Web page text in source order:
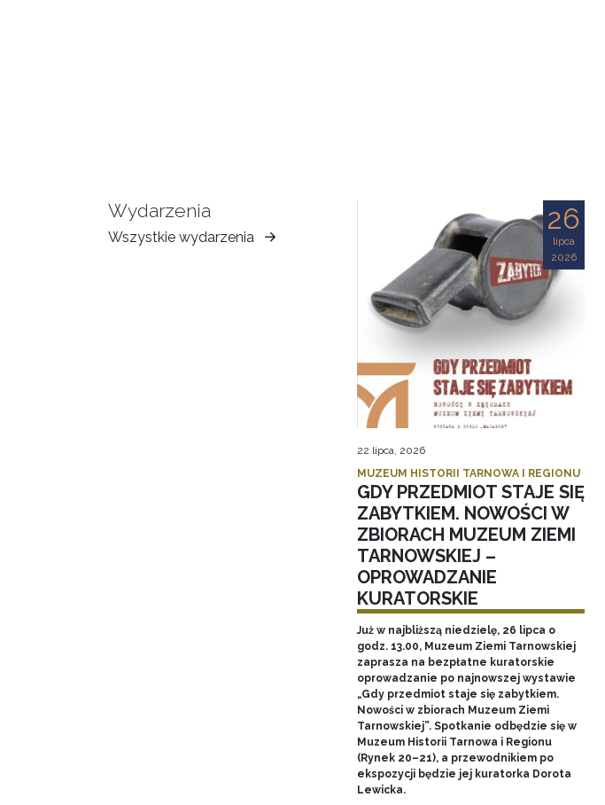
Wydarzenia
Wszystkie wydarzenia
Muzeum
26
lipca
2026
22 lipca, 2026
MUZEUM HISTORII TARNOWA I REGIONU
GDY PRZEDMIOT STAJE SIĘ
ZABYTKIEM. NOWOŚCI W
ZBIORACH MUZEUM ZIEMI
TARNOWSKIEJ –
OPROWADZANIE
KURATORSKIE
Już w najbliższą niedzielę, 26 lipca o
godz. 13.00, Muzeum Ziemi Tarnowskiej
zaprasza na bezpłatne kuratorskie
oprowadzanie po najnowszej wystawie
„Gdy przedmiot staje się zabytkiem.
Nowości w zbiorach Muzeum Ziemi
Tarnowskiej”. Spotkanie odbędzie się w
Muzeum Historii Tarnowa i Regionu
(Rynek 20–21), a przewodnikiem po
ekspozycji będzie jej kuratorka Dorota
Lewicka.